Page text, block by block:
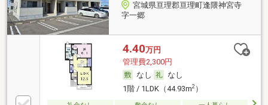
宮城県亘理郡亘理町逢隈神宮寺
字一郷
4.40万円
管理費2,300円
なし
なし
1階 / 1LDK（44.93m2）